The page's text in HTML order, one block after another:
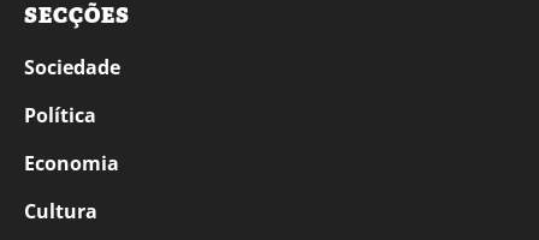
SECÇÕES
Sociedade
Política
Economia
Cultura